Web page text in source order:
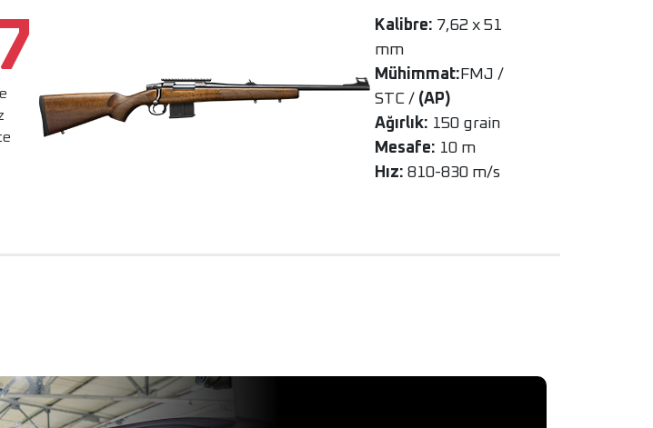
Kalibre: 7,62 x 51
mm
Mühimmat: FMJ /
STC / (AP)
Ağırlık: 150 grain
Mesafe: 10 m
Hız: 810-830 m/s